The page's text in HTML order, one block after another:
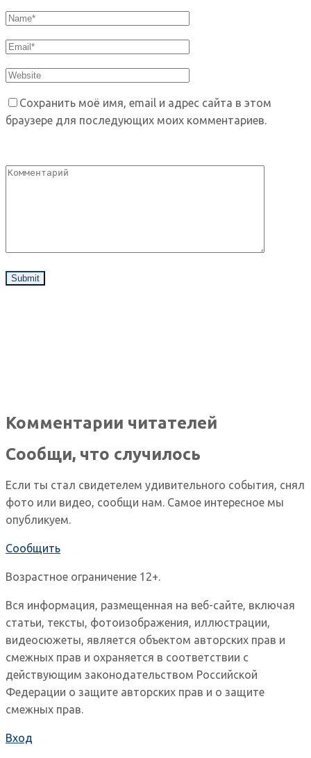
Сохранить моё имя, email и адрес сайта в этом
браузере для последующих моих комментариев.
Комментарии читателей
Сообщи, что случилось
Если ты стал свидетелем удивительного события, снял
фото или видео, сообщи нам. Самое интересное мы
опубликуем.
Сообщить
Возрастное ограничение 12+.
Вся информация, размещенная на веб-сайте, включая
статьи, тексты, фотоизображения, иллюстрации,
видеосюжеты, является объектом авторских прав и
смежных прав и охраняется в соответствии с
действующим законодательством Российской
Федерации о защите авторских прав и о защите
смежных прав.
Вход